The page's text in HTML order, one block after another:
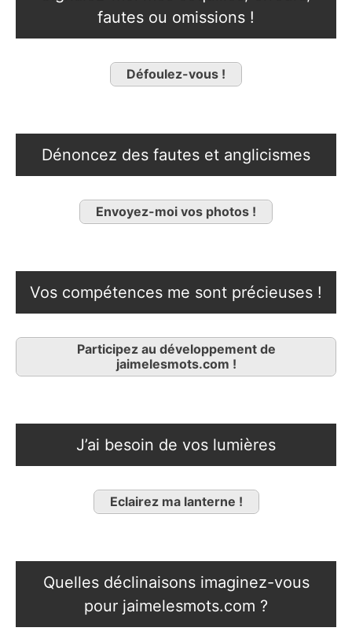
fautes ou omissions !
Défoulez-vous !
Dénoncez des fautes et anglicismes
Envoyez-moi vos photos !
Vos compétences me sont précieuses !
Participez au développement de
jaimelesmots.com !
J’ai besoin de vos lumières
Eclairez ma lanterne !
Quelles déclinaisons imaginez-vous
pour jaimelesmots.com ?